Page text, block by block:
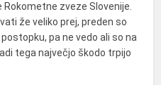
zveze Slovenije.
že veliko prej, preden so
pa ne vedo ali so na
tega največjo škodo trpijo